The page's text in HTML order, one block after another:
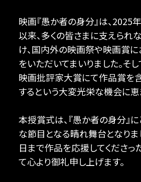
映画『愚か者の身分』は、
以来、多くの皆さまに支えられ
け、国内外の映画祭や映画賞
をいただいてまいりました。そ
映画批評家大賞にて作品賞を
するという大変光栄な機会に恵
本授賞式は、『愚か者の身分』
な節目となる晴れ舞台となりま
日まで作品を応援してくださっ
て心より御礼申し上げます。